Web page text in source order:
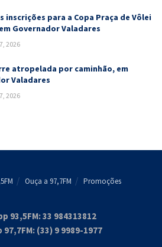
inscrições para a Copa Praça de Vôlei
Governador Valadares
2026
atropelada por caminhão, em
Valadares
2026
Ouça a 97,7FM Promoções
93,5FM: 33 984313812
(33) 9 9989-1977